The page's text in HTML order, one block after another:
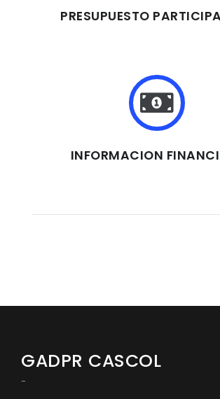
PRESUPUESTO
INFORMACION
GADPR CASCOL
-